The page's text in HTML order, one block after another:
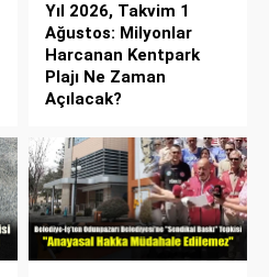
Yıl 2026, Takvim 1
Ağustos: Milyonlar
Harcanan Kentpark
Plajı Ne Zaman
Açılacak?